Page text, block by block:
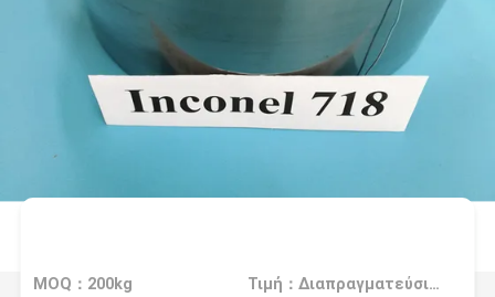
MOQ：200kg Τιμή：Διαπραγματεύσιμα